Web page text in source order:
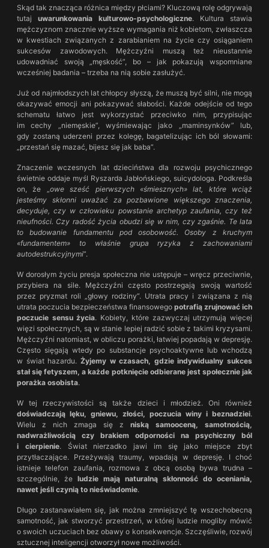
Skąd tak znacząca różnica między płciami? Kluczową rolę odgrywają
tutaj uwarunkowania kulturowo-psychologiczne. Kultura stawia
mężczyznom znacznie wyższe wymagania niż kobietom, zwłaszcza
w kwestiach związanych z zarabianiem na życie czy osiąganiem
sukcesów zawodowych. Mężczyźni muszą też nieustannie
udowadniać swoją „męskość”, bo – jak pokazują wspomniane
wcześniej badania – trzeba na nią sobie zasłużyć.
Już od najmłodszych lat chłopcy słyszą, że muszą być silni, nie mogą
okazywać emocji ani pokazywać słabości. Każde odejście od tego
schematu łatwo jest wykorzystać przeciwko nim, przypisując
im cechy „niemęskie”, wyśmiewając jako „maminsynków” lub,
gdy zostaną uderzeni przez kolegę, bagatelizując ich ból słowami:
„przestań się mazać, bijesz się jak baba”.
Znaczenie wczesnych lat dzieciństwa dla rozwoju psychicznego
świetnie oddaje myśl Ryszarda Jabłońskiego, suicydologa. Podkreśla
on, że „owe sześć pierwszych «śmiesznych» lat, które wciąż
jesteśmy skłonni uważać za pozbawione większego znaczenia,
decyduje, czy w człowieku powstanie archetyp zaufania, czy też
nieufności. Czy radość życia obudzi się w nim, czy zgaśnie. Te lata
to budowanie fundamentu pod osobowość. Osoby z kruchym
«fundamentem» to właśnie grupa ryzyka z zachowaniami
autodestrukcyjnymi”.
W dorosłym życiu presja społeczna nie ustępuje – wręcz przeciwnie,
przybiera na sile. Mężczyźni często postrzegają swoją wartość
przez pryzmat roli „głowy rodziny”. Utrata pracy i związana z nią
utrata poczucia bezpieczeństwa finansowego potrafią zrujnować ich
poczucie sensu życia. Kobiety, które zazwyczaj utrzymują więcej
więzi społecznych, są w stanie lepiej radzić sobie z takimi kryzysami.
Mężczyźni natomiast, w obliczu porażki, łatwiej popadają w depresję.
Często sięgają wtedy po substancje psychoaktywne lub wchodzą
w świat hazardu. Żyjemy w czasach, gdzie indywidualny sukces
stał się fetyszem, a każde potknięcie odbierane jest społecznie jak
porażka osobista.
W tej rzeczywistości są także dzieci i młodzież. Oni również
doświadczają lęku, gniewu, złości, poczucia winy i beznadziei.
Wielu z nich zmaga się z niską samooceną, samotnością,
nadwrażliwością czy brakiem odporności na psychiczny ból
i cierpienie. Świat nierzadko jawi im się jako miejsce zbyt
przytłaczające. Przeżywają traumy, wpadają w depresję. I choć
istnieje telefon zaufania, rozmowa z obcą osobą bywa trudna –
szczególnie, że ludzie mają naturalną skłonność do oceniania,
nawet jeśli czynią to nieświadomie.
Długo zastanawiałem się, jak można zmniejszyć tę wszechobecną
samotność, jak stworzyć przestrzeń, w której ludzie mogliby mówić
o swoich uczuciach bez obawy o konsekwencje. Szczęśliwie, rozwój
sztucznej inteligencji otworzył nowe możliwości.